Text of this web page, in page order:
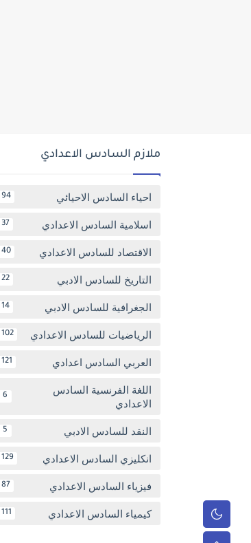
ملازم السادس الاعدادي
احياء السادس الاحيائي 94
اسلامية السادس الاعدادي 37
الاقتصاد للسادس الاعدادي 40
التاريخ للسادس الادبي 22
الجغرافية للسادس الادبي 14
الرياضيات للسادس الاعدادي 102
العربي السادس اعدادي 121
اللغة الفرنسية السادس
الاعدادي
6
النقد للسادس الادبي 5
انكليزي السادس الاعدادي 129
فيزياء السادس الاعدادي 87
كيمياء السادس الاعدادي 111